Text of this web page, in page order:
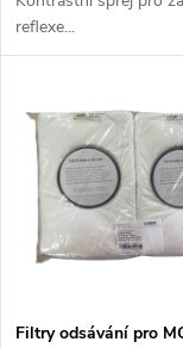
u
ů
u
k
ů
reflexe...
Filtry odsávání pro